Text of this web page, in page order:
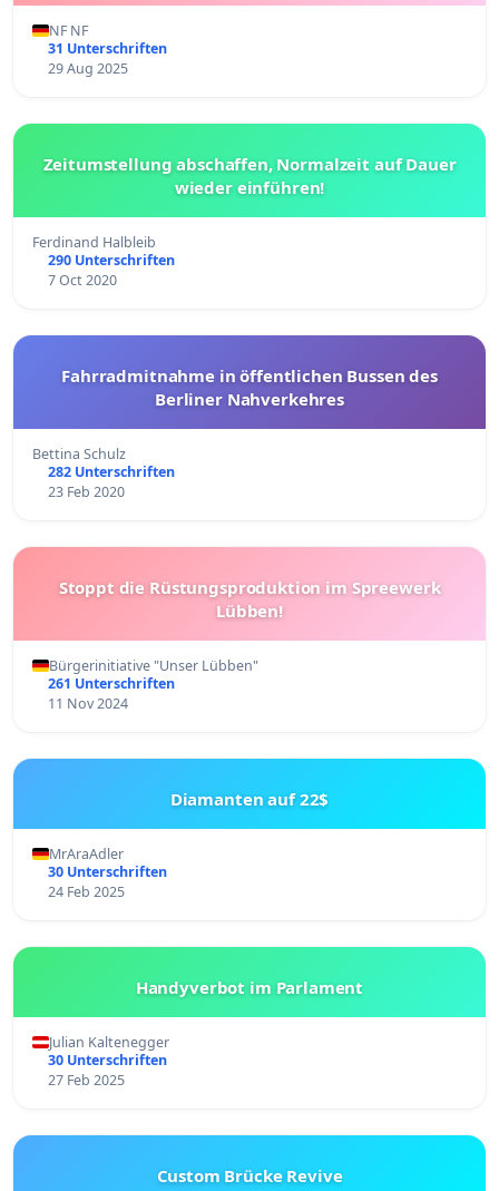
NF NF
31 Unterschriften
29 Aug 2025
Zeitumstellung abschaffen, Normalzeit auf Dauer
wieder einführen!
Ferdinand Halbleib
290 Unterschriften
7 Oct 2020
Fahrradmitnahme in öffentlichen Bussen des
Berliner Nahverkehres
Bettina Schulz
282 Unterschriften
23 Feb 2020
Stoppt die Rüstungsproduktion im Spreewerk
Lübben!
Bürgerinitiative "Unser Lübben"
261 Unterschriften
11 Nov 2024
Diamanten auf 22$
MrAraAdler
30 Unterschriften
24 Feb 2025
Handyverbot im Parlament
Julian Kaltenegger
30 Unterschriften
27 Feb 2025
Custom Brücke Revive